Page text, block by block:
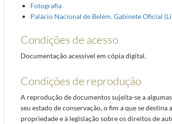
Fotografia
Palácio Nacional de Belém. Gabinete Oficial
Condições de acesso
Documentação acessível em cópia digital.
Condições de reprodução
A reprodução de documentos sujeita-se a
seu estado de conservação, o fim a que se
propriedade e à legislação sobre os direitos de